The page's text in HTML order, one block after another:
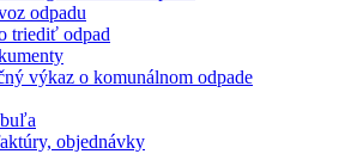
odpadu
triediť odpad
výkaz o komunálnom odpade
objednávky